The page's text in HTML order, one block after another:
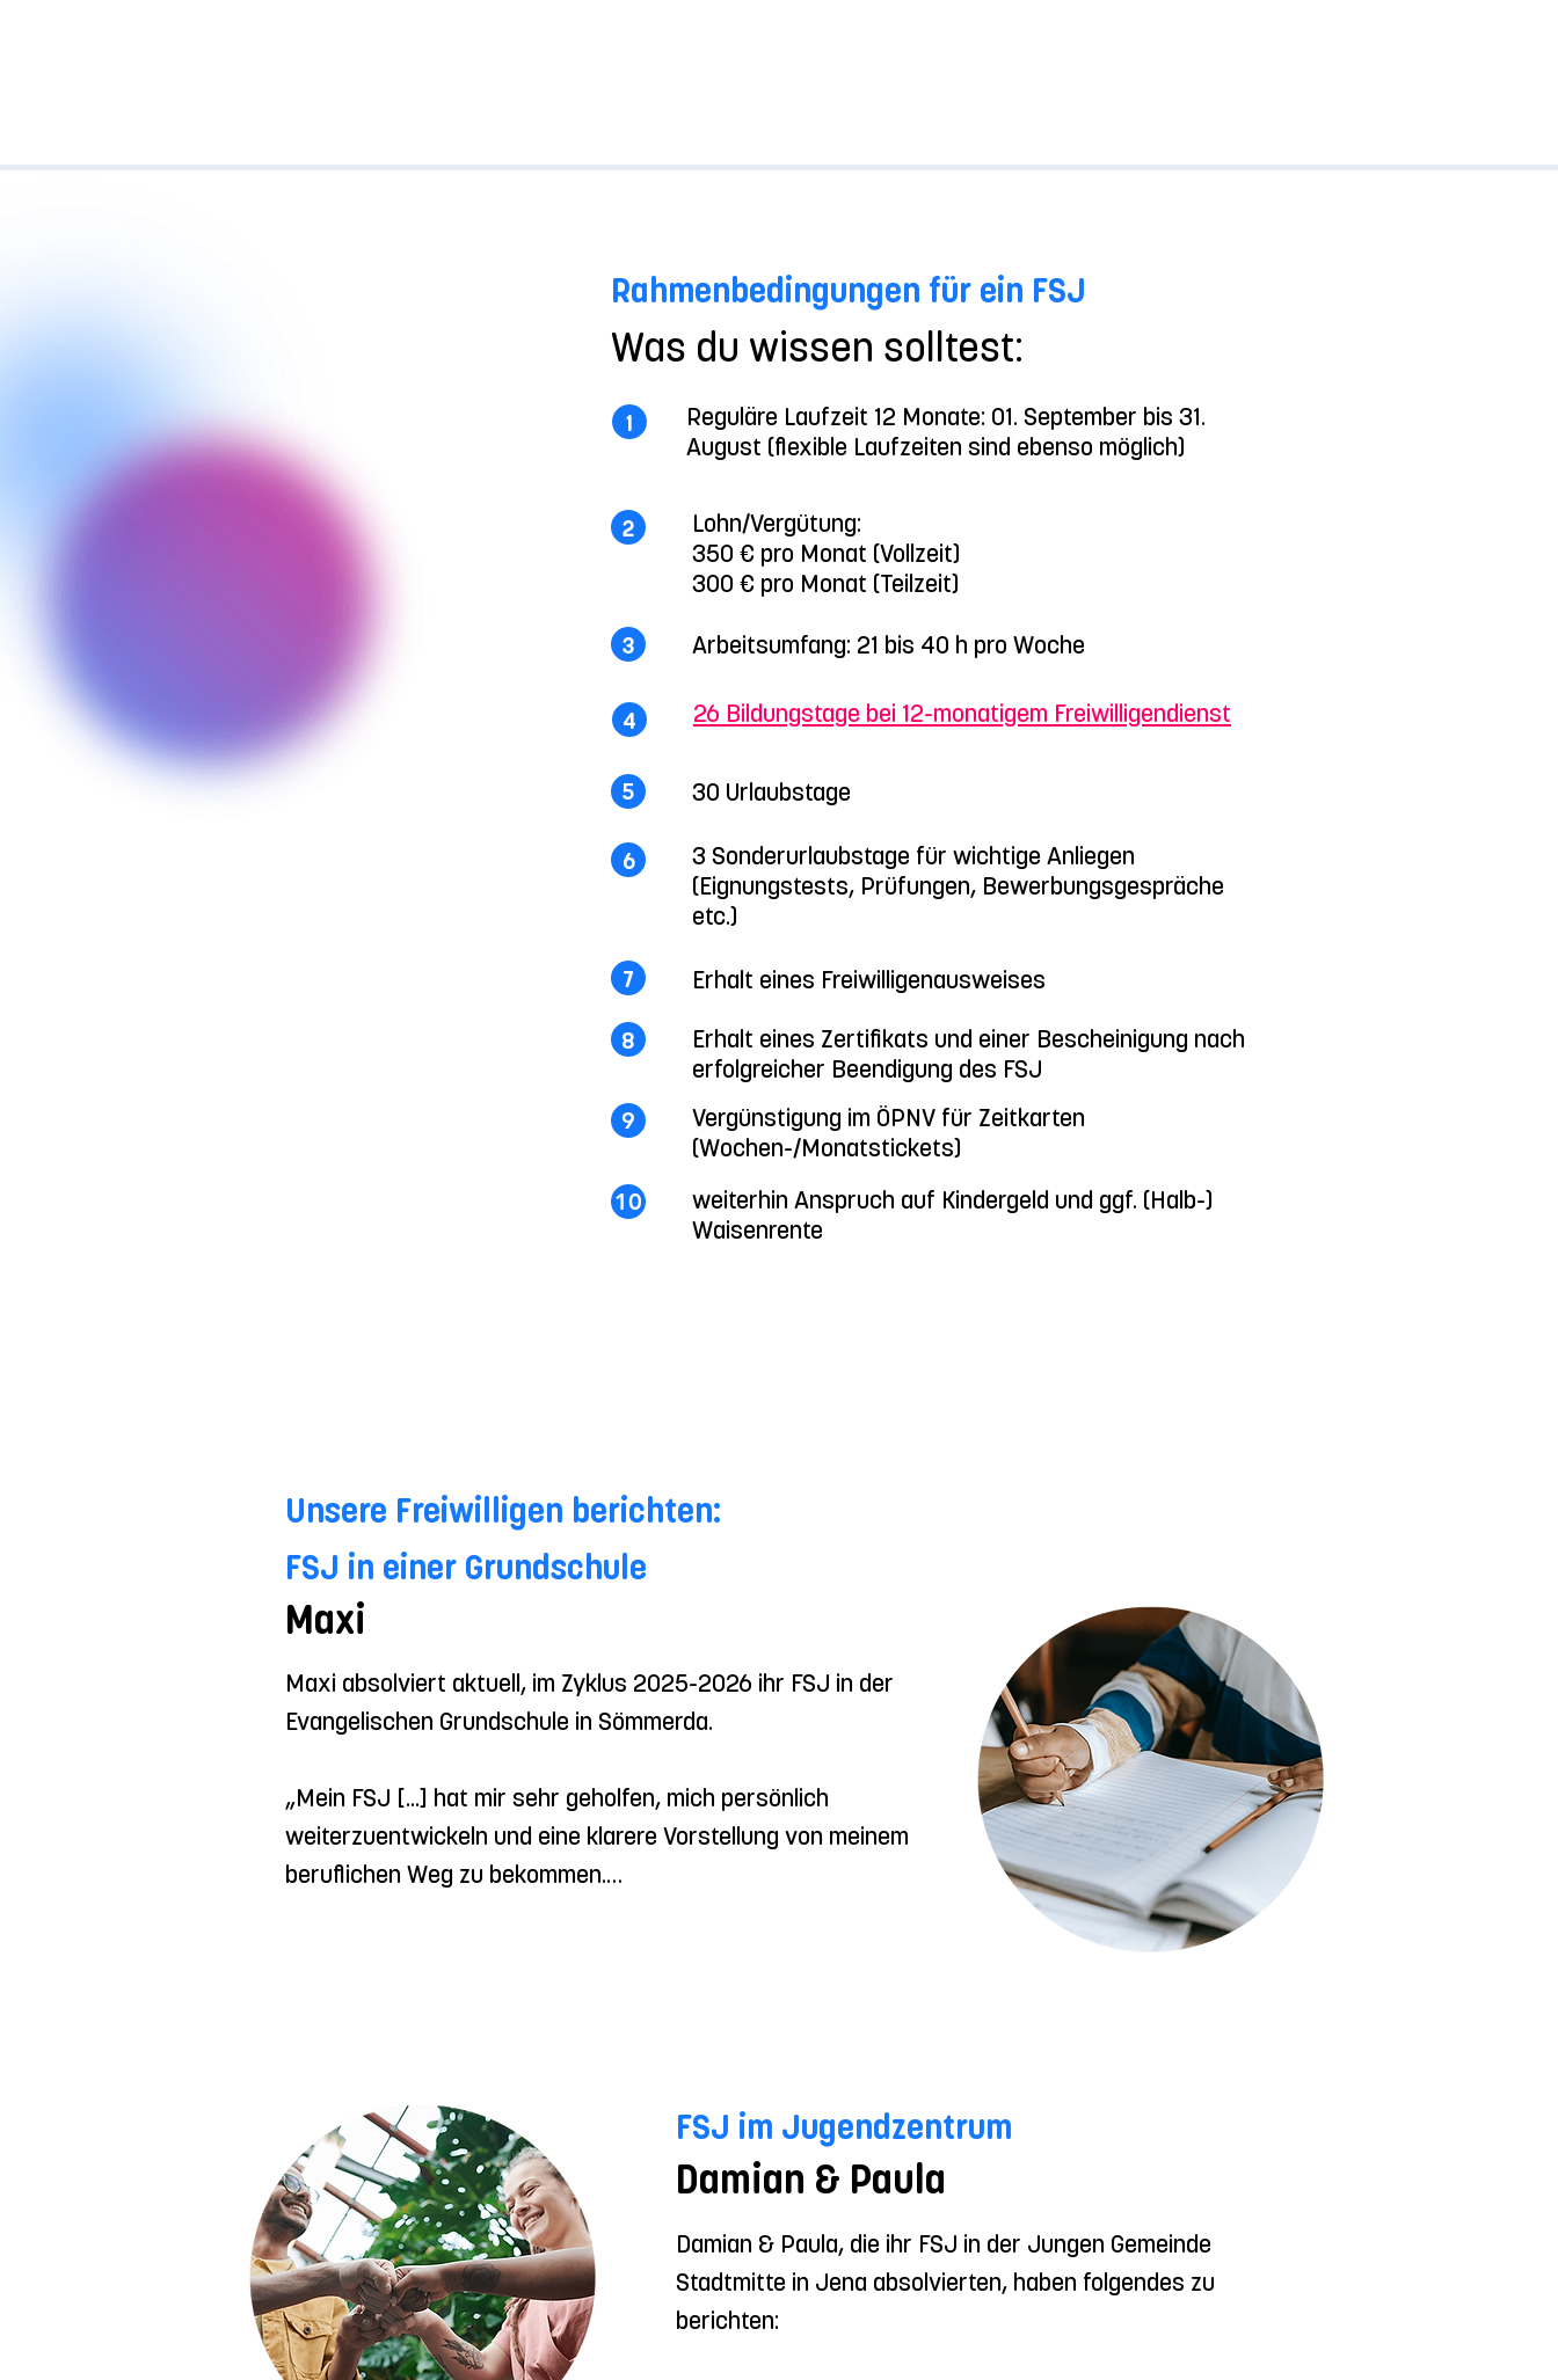
Rahmenbedingungen für ein FSJ
Was du wissen solltest:
1
Reguläre Laufzeit 12 Monate: 01. September bis 31.
August (flexible Laufzeiten sind ebenso möglich)
2
Lohn/Vergütung:
350 € pro Monat (Vollzeit)
300 € pro Monat (Teilzeit)
3 Arbeitsumfang: 21 bis 40 h pro Woche
4 26 Bildungstage bei 12-monatigem Freiwilligendienst
5 30 Urlaubstage
6
3 Sonderurlaubstage für wichtige Anliegen
(Eignungstests, Prüfungen, Bewerbungsgespräche
etc.)
7 Erhalt eines Freiwilligenausweises
8
Erhalt eines Zertifikats und einer Bescheinigung nach
erfolgreicher Beendigung des FSJ
9
Vergünstigung im ÖPNV für Zeitkarten
(Wochen-/Monatstickets)
10
weiterhin Anspruch auf Kindergeld und ggf. (Halb-)
Waisenrente
Unsere Freiwilligen berichten:
FSJ in einer Grundschule
Maxi
Maxi absolviert aktuell, im Zyklus 2025-2026 ihr FSJ in der
Evangelischen Grundschule in Sömmerda.
„Mein FSJ [...] hat mir sehr geholfen, mich persönlich
weiterzuentwickeln und eine klarere Vorstellung von meinem
beruflichen Weg zu bekommen.
Im Schulalltag unterstütze ich die Lehrer*innen und
Erzieher*innen im Unterricht, begleite einzelne Kinder und
helfe bei der Nachmittags- und Ferienbetreuung sowie bei
schulischen Veranstaltungen. Besonders schön finde ich den
direkten Kontakt zu den Kindern und die Abwechslung im
Alltag.
Die Seminarwochen sind für mich eine gute Ergänzung zur
FSJ im Jugendzentrum
Damian & Paula
Damian & Paula, die ihr FSJ in der Jungen Gemeinde
Stadtmitte in Jena absolvierten, haben folgendes zu
berichten: